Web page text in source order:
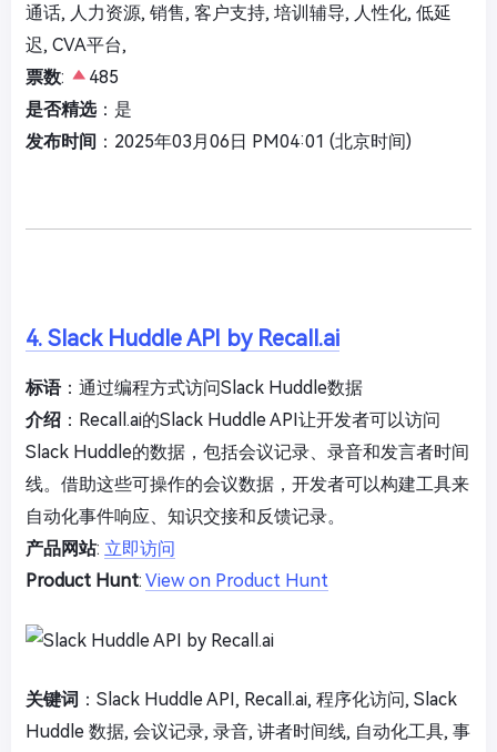
通话, 人力资源, 销售, 客户支持, 培训辅导, 人性化, 低延
迟, CVA平台,
票数:
485
是否精选：是
发布时间 ：2025年03月06日 PM04:01 (北京时间)
4. Slack Huddle API by Recall.ai
标语：通过编程方式访问Slack Huddle数据
介绍 ：Recall.ai的Slack Huddle API让开发者可以访问
Slack Huddle的数据，包括会议记录、录音和发言者时间
线。借助这些可操作的会议数据，开发者可以构建工具来
自动化事件响应、知识交接和反馈记录。
产品网站: 立即访问
Product Hunt: View on Product Hunt
关键词 ：Slack Huddle API, Recall.ai, 程序化访问, Slack
Huddle 数据, 会议记录, 录音, 讲者时间线, 自动化工具, 事